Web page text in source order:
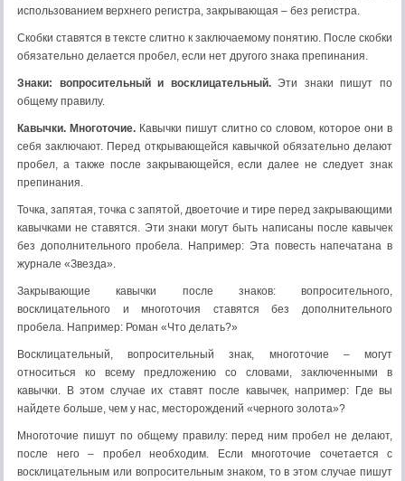
использованием верхнего регистра, закрывающая – без регистра.
Скобки ставятся в тексте слитно к заключаемому понятию. После скобки
обязательно делается пробел, если нет другого знака препинания.
Знаки: вопросительный и восклицательный.Эти знаки пишут по
общему правилу.
Кавычки. Многоточие.Кавычки пишут слитно со словом, которое они в
себя заключают. Перед открывающейся кавычкой обязательно делают
пробел, а также после закрывающейся, если далее не следует знак
препинания.
Точка, запятая, точка с запятой, двоеточие и тире перед закрывающими
кавычками не ставятся. Эти знаки могут быть написаны после кавычек
без дополнительного пробела. Например: Эта повесть напечатана в
журнале «Звезда».
Закрывающие кавычки после знаков: вопросительного,
восклицательного и многоточия ставятся без дополнительного
пробела. Например: Роман «Что делать?»
Восклицательный, вопросительный знак, многоточие – могут
относиться ко всему предложению со словами, заключенными в
кавычки. В этом случае их ставят после кавычек, например: Где вы
найдете больше, чем у нас, месторождений «черного золота»?
Многоточие пишут по общему правилу: перед ним пробел не делают,
после него – пробел необходим. Если многоточие сочетается с
восклицательным или вопросительным знаком, то в этом случае пишут